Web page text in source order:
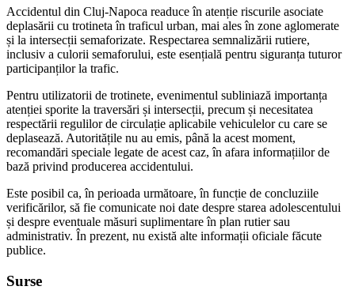
Accidentul din Cluj-Napoca readuce în atenție riscurile asociate
deplasării cu trotineta în traficul urban, mai ales în zone aglomerate
și la intersecții semaforizate. Respectarea semnalizării rutiere,
inclusiv a culorii semaforului, este esențială pentru siguranța tuturor
participanților la trafic.
Pentru utilizatorii de trotinete, evenimentul subliniază importanța
atenției sporite la traversări și intersecții, precum și necesitatea
respectării regulilor de circulație aplicabile vehiculelor cu care se
deplasează. Autoritățile nu au emis, până la acest moment,
recomandări speciale legate de acest caz, în afara informațiilor de
bază privind producerea accidentului.
Este posibil ca, în perioada următoare, în funcție de concluziile
verificărilor, să fie comunicate noi date despre starea adolescentului
și despre eventuale măsuri suplimentare în plan rutier sau
administrativ. În prezent, nu există alte informații oficiale făcute
publice.
Surse